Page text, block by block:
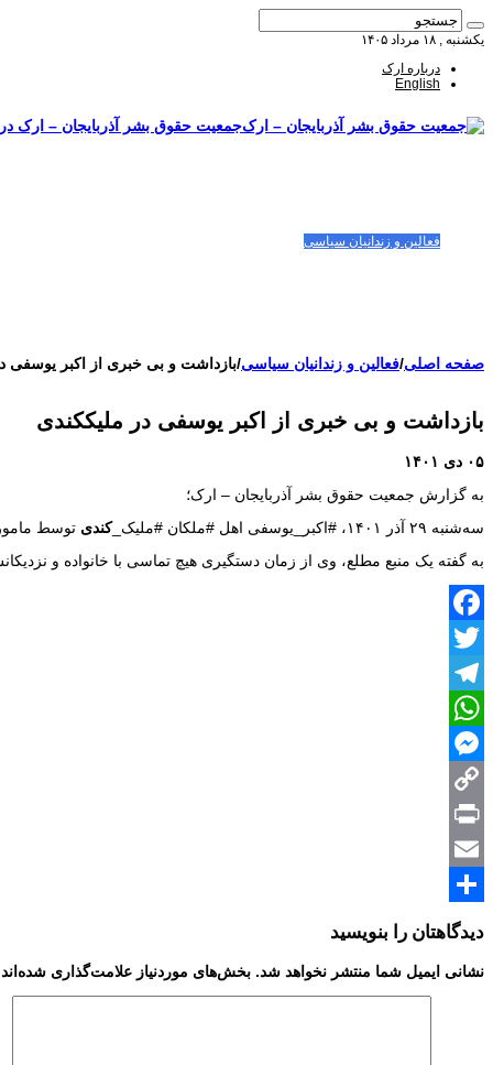
یکشنبه , ۱۸ مرداد ۱۴۰۵
درباره ارک
English
جمعیت حقوق بشر آذربایجان – ارک
فعالین و زندانیان سیاسی
صفحه اصلی/فعالین و زندانیان سیاسی/بازداشت و بی خبری از اکبر یوسفی
بازداشت و بی خبری از اکبر یوسفی در ملیککندی
۰۵ دی ۱۴۰۱
به گزارش جمعیت حقوق بشر آذربایجان – ارک؛
سه‌شنبه ۲۹ آذر ۱۴۰۱، #اکبر_یوسفی اهل #ملکان #ملیک_
کندی توسط
به گفته یک منبع مطلع، وی از زمان دستگیری هیچ تماسی با خانواده و
Facebook
Twitter
Telegram
WhatsApp
Messenger
Copy
Link
Print
Email
Share
دیدگاهتان را بنویسید
نشانی ایمیل شما منتشر نخواهد شد. بخش‌های موردنیاز علامت‌گذاری